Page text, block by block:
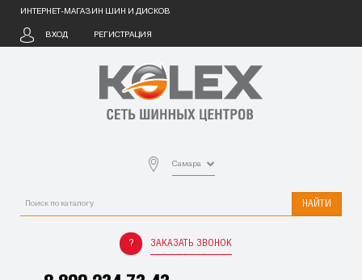
ИНТЕРНЕТ-МАГАЗИН ШИН И ДИСКОВ
ВХОД РЕГИСТРАЦИЯ
Самара
НАЙТИ
ЗАКАЗАТЬ ЗВОНОК